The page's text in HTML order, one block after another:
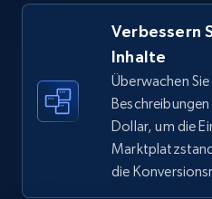
Amazon sellers info
Seller id, URL, Seller
info, Stars, Feedbacks,
Verbessern
Inhalte
Überwachen
Dollar, um die
die